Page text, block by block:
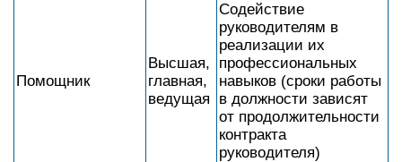
Помощник
Высшая,
главная,
ведущая
Содействие
руководителям в
реализации их
профессиональных
навыков (сроки работы
в должности зависят
от продолжительности
контракта
руководителя)